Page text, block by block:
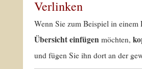
Verlinken
Wenn Sie zum Beispiel in
Übersicht einfügen möchten,
und fügen Sie ihn dort an der